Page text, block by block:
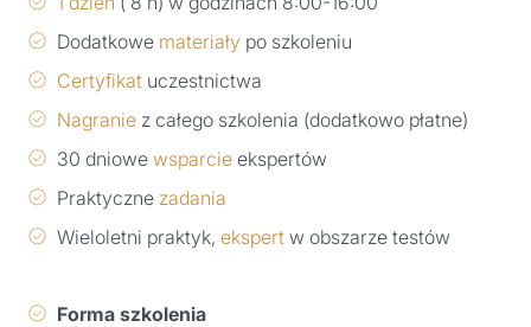
Dodatkowe materiały po szkoleniu
Certyfikat uczestnictwa
Nagranie z całego szkolenia (dodatkowo płatne)
30 dniowe wsparcie ekspertów
Praktyczne zadania
Wieloletni praktyk, ekspert w obszarze testów
Forma szkolenia